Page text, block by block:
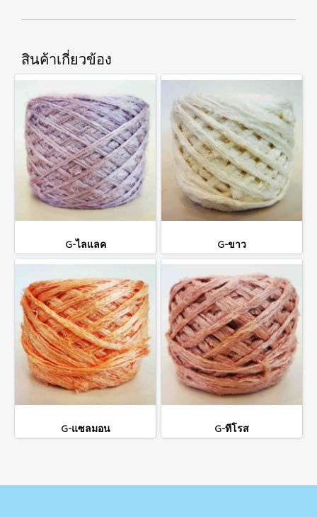
สินค้าเกี่ยวข้อง
G-ไลแลค G-ขาว
G-แซลมอน G-ทีโรส